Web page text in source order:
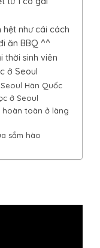
hệt như cái cách
ăn BBQ ^^
thời sinh viên
ở Seoul
Hàn Quốc
ở Seoul
hoàn toàn ở làng
sắm hào